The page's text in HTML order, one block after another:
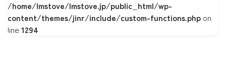
/home/lmstove/lmstove.jp/public_html/wp-
content/themes/jinr/include/custom-functions.php on
line 1294